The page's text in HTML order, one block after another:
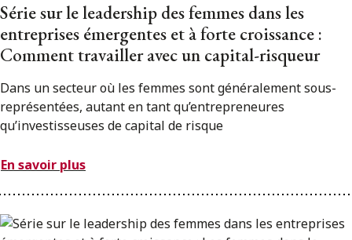
Série sur le leadership des femmes dans les
entreprises émergentes et à forte croissance :
Comment travailler avec un capital-risqueur
Dans un secteur où les femmes sont généralement sous-
représentées, autant en tant qu’entrepreneures
qu’investisseuses de capital de risque
En savoir plus